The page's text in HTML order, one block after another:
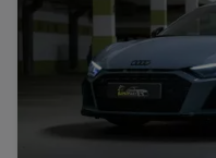
Tesla